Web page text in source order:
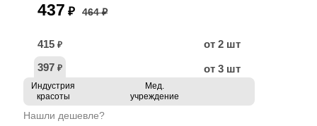
437 ₽ 464 ₽
415 ₽
от 2 шт
397 ₽ от 3 шт
Индустрия
красоты
Мед.
учреждение
Нашли дешевле?